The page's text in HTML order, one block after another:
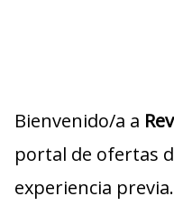
Bienvenido/a a
portal de ofertas
experiencia previa.